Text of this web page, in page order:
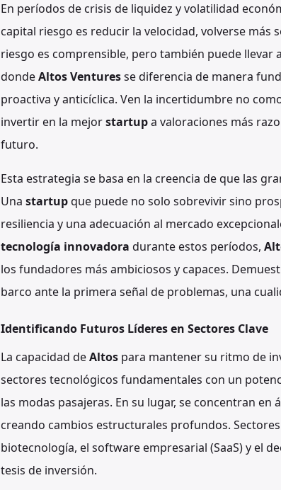
En períodos de crisis de liquidez y volatilidad
capital riesgo es reducir la velocidad, volverse más
riesgo es comprensible, pero también puede
dondeAltos Venturesse diferencia de manera
proactiva y anticíclica. Ven la incertidumbre no
invertir en la mejorstartupa valoraciones más
futuro.
Esta estrategia se basa en la creencia de que las
Una startupque puede no solo sobrevivir sino
resiliencia y una adecuación al mercado
tecnología innovadora durante estos períodos,
los fundadores más ambiciosos y capaces.
barco ante la primera señal de problemas, una
Identificando Futuros Líderes en Sectores Clave
La capacidad deAltos para mantener su ritmo de
sectores tecnológicos fundamentales con un
las modas pasajeras. En su lugar, se concentran en
creando cambios estructurales profundos.
biotecnología, el software empresarial (SaaS) y el
tesis de inversión.